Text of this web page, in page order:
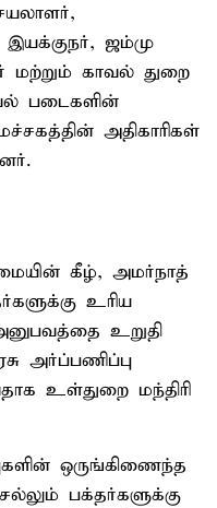
ஜம்மு
காவல் துறை
படைகளின்
அதிகாரிகள்
கீழ், அமர்நாத்
உரிய
உறுதி
அர்ப்பணிப்பு
உள்துறை மந்திரி
ஒருங்கிணைந்த
பக்தர்களுக்கு